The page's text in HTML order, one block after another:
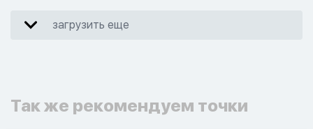
загрузить еще
Так же рекомендуем точки